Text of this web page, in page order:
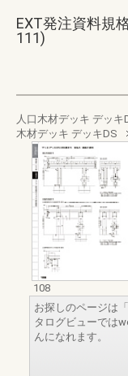
EXT発注資料規
111)
人口木材デッキ デッキ
木材デッキ デッキDS
108
お探しのページは
タログビューでは
んになれます。